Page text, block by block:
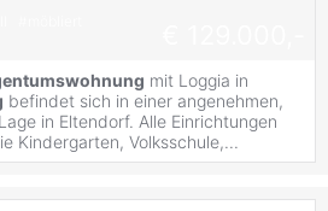
mit Loggia in
befindet sich in einer angenehmen,
in Eltendorf. Alle Einrichtungen
Kindergarten, Volksschule,...